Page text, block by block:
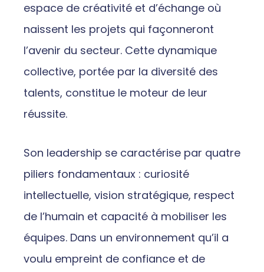
espace de créativité et d’échange où
naissent les projets qui façonneront
l’avenir du secteur. Cette dynamique
collective, portée par la diversité des
talents, constitue le moteur de leur
réussite.
Son leadership se caractérise par quatre
piliers fondamentaux : curiosité
intellectuelle, vision stratégique, respect
de l’humain et capacité à mobiliser les
équipes. Dans un environnement qu’il a
voulu empreint de confiance et de